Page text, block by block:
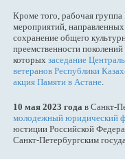
Кроме того, рабочая
мероприятий,
сохранение общего
преемственности
которых заседание
ветеранов Республики
акция Памяти в Астане.
10 мая 2023 года в Санкт-
молодежный юридический
юстиции Российской
Санкт-Петербургским